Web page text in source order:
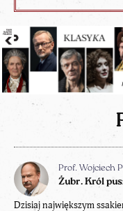
Prof. Wojciech
Żubr. Król
Dzisiaj największym